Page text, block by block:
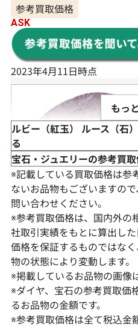
参考買取価格
ASK
2023年4月11日時点
トラピッチェルビー ルース
参考買取価格
ASK
もっ
ルビー（紅玉） ルース（石
る
宝石・ジュエリーの参考買
※記載している買取価格は参
ないお品物もございますの
問い合わせください。
※参考買取価格は、国内外の
社取引実績をもとに算出し
価格を保証するものではな
物の状態により変動します。
※掲載しているお品物の画像
※ダイヤ、宝石の参考買取価
るお品物の金額です。
※参考買取価格は全て税込金